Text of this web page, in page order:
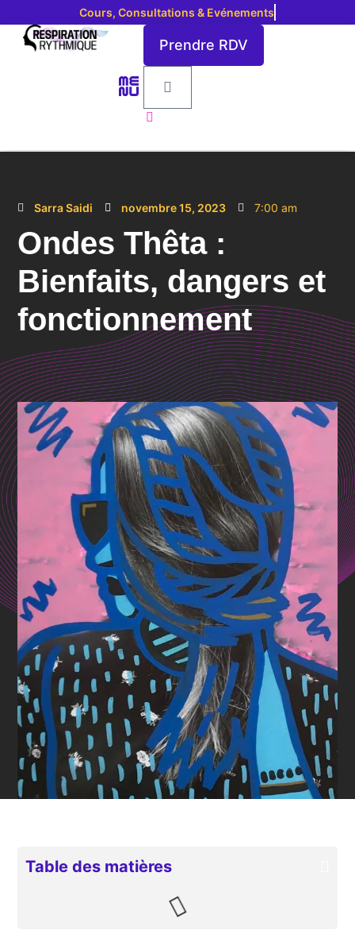
Cours, Consultations & Evénements
Prendre RDV
Sarra Saidi novembre 15, 2023 7:00 am
Ondes Thêta :
Bienfaits, dangers et
fonctionnement
Table des matières